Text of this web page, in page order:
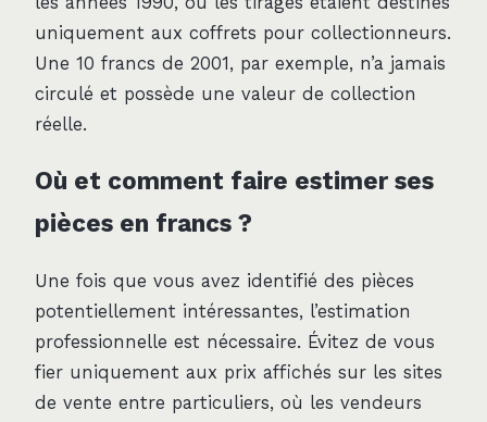
uniquement aux coffrets pour collectionneurs.
Une 10 francs de 2001, par exemple, n’a jamais
circulé et possède une valeur de collection
réelle.
Où et comment faire estimer ses
pièces en francs ?
Une fois que vous avez identifié des pièces
potentiellement intéressantes, l’estimation
professionnelle est nécessaire. Évitez de vous
fier uniquement aux prix affichés sur les sites
de vente entre particuliers, où les vendeurs